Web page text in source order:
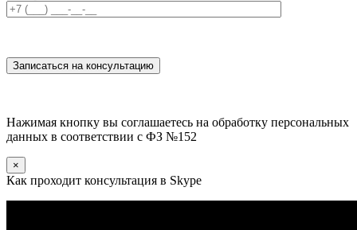
Нажимая кнопку вы соглашаетесь на обработку персональных
данных в соответствии с ФЗ №152
×
Как проходит консультация в Skype